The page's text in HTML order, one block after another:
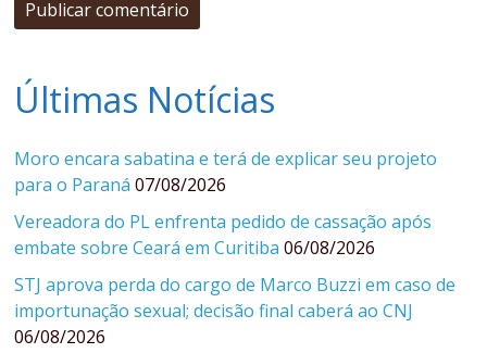
Últimas Notícias
Moro encara sabatina e terá de explicar seu projeto
para o Paraná 07/08/2026
Vereadora do PL enfrenta pedido de cassação após
embate sobre Ceará em Curitiba 06/08/2026
STJ aprova perda do cargo de Marco Buzzi em caso de
importunação sexual; decisão final caberá ao CNJ
06/08/2026